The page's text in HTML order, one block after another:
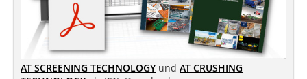
AT SCREENING TECHNOLOGY und AT CRUSHING